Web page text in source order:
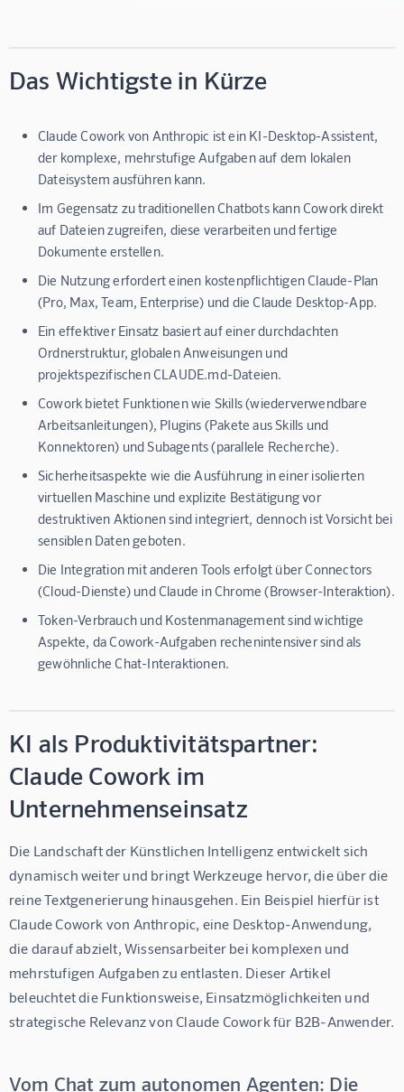
Das Wichtigste in Kürze
Claude Cowork von Anthropic ist ein KI-Desktop-Assistent,
der komplexe, mehrstufige Aufgaben auf dem lokalen
Dateisystem ausführen kann.
Im Gegensatz zu traditionellen Chatbots kann Cowork direkt
auf Dateien zugreifen, diese verarbeiten und fertige
Dokumente erstellen.
Die Nutzung erfordert einen kostenpflichtigen Claude-Plan
(Pro, Max, Team, Enterprise) und die Claude Desktop-App.
Ein effektiver Einsatz basiert auf einer durchdachten
Ordnerstruktur, globalen Anweisungen und
projektspezifischen CLAUDE.md-Dateien.
Cowork bietet Funktionen wie Skills (wiederverwendbare
Arbeitsanleitungen), Plugins (Pakete aus Skills und
Konnektoren) und Subagents (parallele Recherche).
Sicherheitsaspekte wie die Ausführung in einer isolierten
virtuellen Maschine und explizite Bestätigung vor
destruktiven Aktionen sind integriert, dennoch ist Vorsicht bei
sensiblen Daten geboten.
Die Integration mit anderen Tools erfolgt über Connectors
(Cloud-Dienste) und Claude in Chrome (Browser-Interaktion).
Token-Verbrauch und Kostenmanagement sind wichtige
Aspekte, da Cowork-Aufgaben rechenintensiver sind als
gewöhnliche Chat-Interaktionen.
KI als Produktivitätspartner:
Claude Cowork im
Unternehmenseinsatz
Die Landschaft der Künstlichen Intelligenz entwickelt sich
dynamisch weiter und bringt Werkzeuge hervor, die über die
reine Textgenerierung hinausgehen. Ein Beispiel hierfür ist
Claude Cowork von Anthropic, eine Desktop-Anwendung,
die darauf abzielt, Wissensarbeiter bei komplexen und
mehrstufigen Aufgaben zu entlasten. Dieser Artikel
beleuchtet die Funktionsweise, Einsatzmöglichkeiten und
strategische Relevanz von Claude Cowork für B2B-Anwender.
Vom Chat zum autonomen Agenten: Die